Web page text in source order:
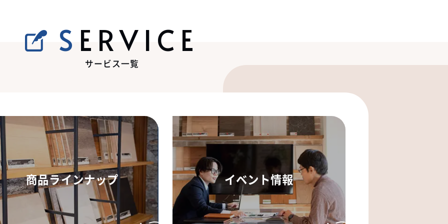
SERVICE
サービス一覧
商品ラインナップ イベント情報